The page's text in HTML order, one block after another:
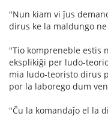
"Nun kiam vi ĵus
dirus ke la maldungo
"Tio kompreneble estis
eksplikiĝi per ludo-
mia ludo-teoristo dirus
por la laborego dum
"Ĉu la komandaĵo el la